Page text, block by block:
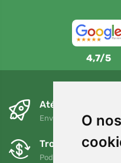
O
4,7/5
Até ao dia
Envio gratuito para
Trocas e
Pode devolver ou